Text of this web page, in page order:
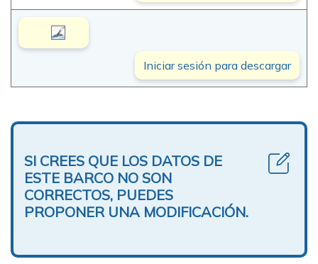
Iniciar sesión para descargar
SI CREES QUE LOS DATOS DE
ESTE BARCO NO SON
CORRECTOS, PUEDES
PROPONER UNA MODIFICACIÓN.